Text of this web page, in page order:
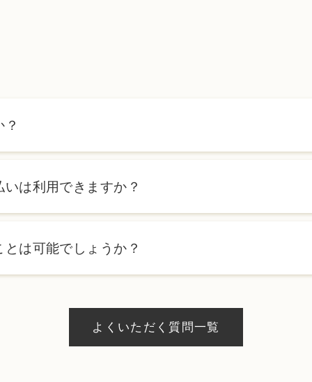
は利用できますか？
は可能でしょうか？
よくいただく質問一覧